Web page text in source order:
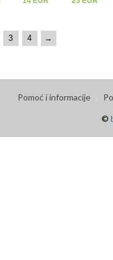
3 4 →
Pomoć i informacije
©